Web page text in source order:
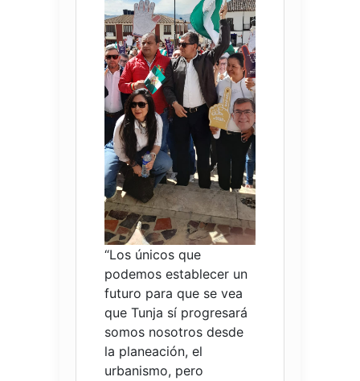
“Los únicos que
podemos establecer un
futuro para que se vea
que Tunja sí progresará
somos nosotros desde
la planeación, el
urbanismo, pero